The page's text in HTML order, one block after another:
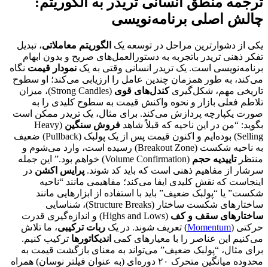
چالش اصلی برنامه‌نویسی
یکی از دشوارترین مراحل در توسعه یک الگوریتم معاملاتی، تبدیل
تفکر ذهنی تریدر باتجربه به دستورالعمل‌های صریح و بدون ابهام
برنامه‌نویسی است. یک تریدر انسانی وقتی به یک نمودار قیمت نگاه
می‌کند، به طور همزمان چندین عامل را ارزیابی می‌کند؛ او سطوح
تاریخی مهم، شکل‌گیریکندل‌های قوی
(Strong Candles)، میزان
تلاطم فعلی بازار و نحوه واکنش قیمت به سطوح کلیدی را به
صورت یکپارچه پردازش می‌کند. برای مثال، یک تریدر ممکن است
بگوید: “من در این ناحیه که قبلاً شاهد فروش سنگین (Heavy
Selling) بوده‌ایم و اکنون قیمت پس از یک پولبک (Pullback) ضعیف
به ناحیه شکست (Breakout Zone) رسیده است، وارد می‌شوم و
منتظرتاییدیه حجم
(Volume Confirmation) خواهم بود.” این جمله
سرشار از مفاهیم ذهنی است که باید کد شوند. پرایس اکشن در
اینجاست که نقش کلیدی ایفا می‌کند؛ مفاهیمی مانند “ناحیه
شکست” یا “پولبک ضعیف” باید با استفاده از ابزارهایی مانند
ساختارهای شکست ساختار (Structure Breaks)، شناسایی
ساختارهای سقف و کف
(Highs and Lows) و اندازه‌گیری قدرت
حرکتی (Momentum) تعریف شوند. در یک ربات ترکیبی، ما تلاش
می‌کنیم این عناصر را با معیار‌های کمی اندیکاتورها ترکیب کنیم.
برای مثال، “پولبک ضعیف” می‌تواند به معنای بازگشت قیمت به
محدوده میانگین متحرک ۲۰ دوره‌ای (به عنوان فیلتر نوسان) همراه